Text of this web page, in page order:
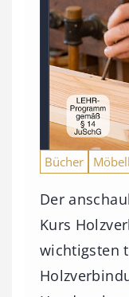
Bücher
Der
Kurs
wichtigsten